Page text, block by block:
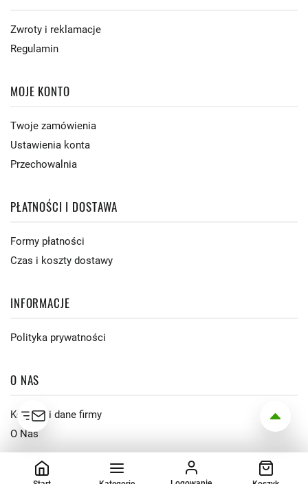
Zwroty i reklamacje
Regulamin
MOJE KONTO
Twoje zamówienia
Ustawienia konta
Przechowalnia
PŁATNOŚCI I DOSTAWA
Formy płatności
Czas i koszty dostawy
INFORMACJE
Polityka prywatności
O NAS
Kontakt i dane firmy
O Nas